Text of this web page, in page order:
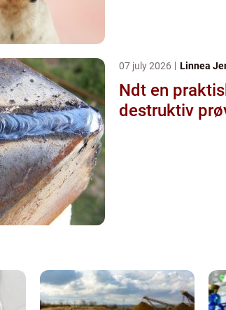
07 july 2026 Linnea
Ndt en praktisk guide til ikke-
destruktiv